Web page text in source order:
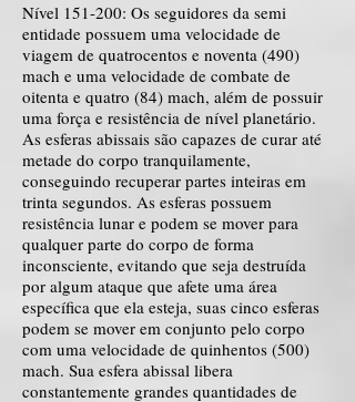
Nível 151-200: Os seguidores da semi
entidade possuem uma velocidade de
viagem de quatrocentos e noventa (490)
mach e uma velocidade de combate de
oitenta e quatro (84) mach, além de possuir
uma força e resistência de nível planetário.
As esferas abissais são capazes de curar até
metade do corpo tranquilamente,
conseguindo recuperar partes inteiras em
trinta segundos. As esferas possuem
resistência lunar e podem se mover para
qualquer parte do corpo de forma
inconsciente, evitando que seja destruída
por algum ataque que afete uma área
específica que ela esteja, suas cinco esferas
podem se mover em conjunto pelo corpo
com uma velocidade de quinhentos (500)
mach. Sua esfera abissal libera
constantemente grandes quantidades de